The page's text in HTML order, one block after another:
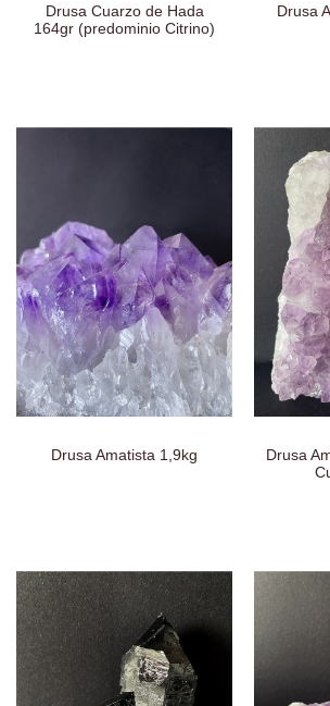
Drusa Cuarzo de Hada
164gr (predominio Citrino)
Drusa
Drusa Amatista 1,9kg
Drusa